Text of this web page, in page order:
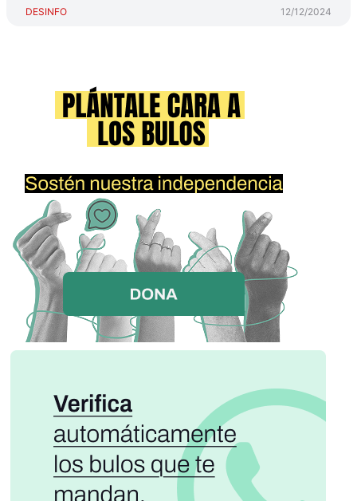
DESINFO 12/12/2024